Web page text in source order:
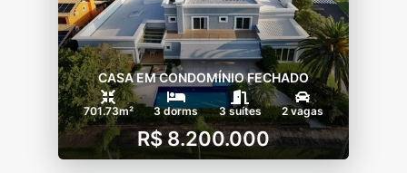
CASA EM CONDOMÍNIO FECHADO
701.73m² 3 dorms 3 suítes 2 vagas
R$ 8.200.000